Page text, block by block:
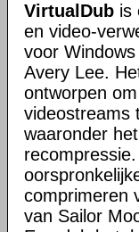
VirtualDub is
en video-
voor
Avery Lee.
ontworpen
videostreams
waaronder
comprimeren
van Sailor